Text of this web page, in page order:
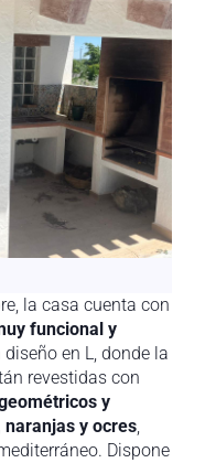
la casa cuenta con
funcional y
en L, donde la
revestidas con
y
y ocres,
Dispone